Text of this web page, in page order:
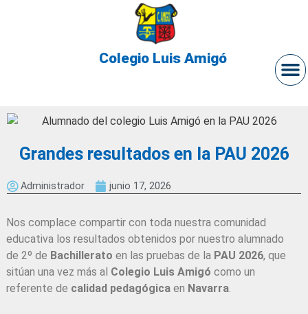
Colegio Luis Amigó
Grandes resultados en la PAU 2026
Administrador junio 17, 2026
Nos complace compartir con toda nuestra comunidad
educativa los resultados obtenidos por nuestro alumnado
de 2º de Bachillerato en las pruebas de la PAU 2026, que
sitúan una vez más al Colegio Luis Amigó como un
referente de calidad pedagógica en Navarra.